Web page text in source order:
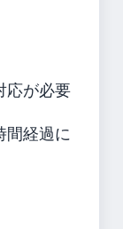
応が必要
間経過に